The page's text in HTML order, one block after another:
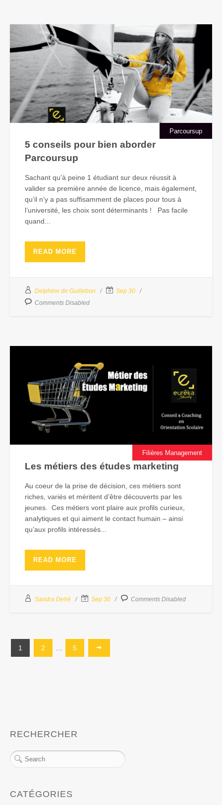
Parcoursup
5 conseils pour bien aborder
Parcoursup
Sachant qu’à peine 1 étudiant sur deux réussit à
valider sa première année de licence, mais également,
qu’il n’y a pas suffisamment de places pour tous à
l’université, les choix sont déterminants ! Pas facile
quand...
READ MORE
Delphine de Guillebon
Sep 30
Comments Disabled
Filières Management
Les métiers des études marketing
Au coeur de la prise de décision, ces métiers sont
riches, variés et méritent d’être découverts par les
jeunes. Ces métiers vont plaire aux profils curieux,
analytiques et qui aiment le contact humain – ainsi
qu’aux profils intéressés...
READ MORE
Sandra Dehé Sep 30 Comments Disabled
1 2 … 5
RECHERCHER
CATÉGORIES